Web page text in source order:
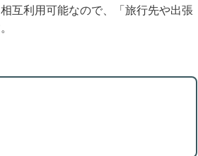
互利用可能なので、「旅行先や出張